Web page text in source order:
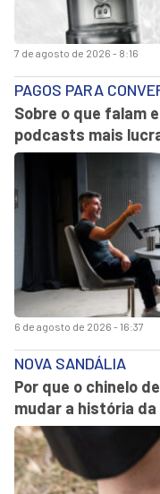
7 de agosto de 2026 - 8:16
6 de agosto de 2026 - 16:37
PAGOS PARA
Sobre o que falam
podcasts mais
NOVA SANDÁLIA
Por que o chinelo
mudar a história